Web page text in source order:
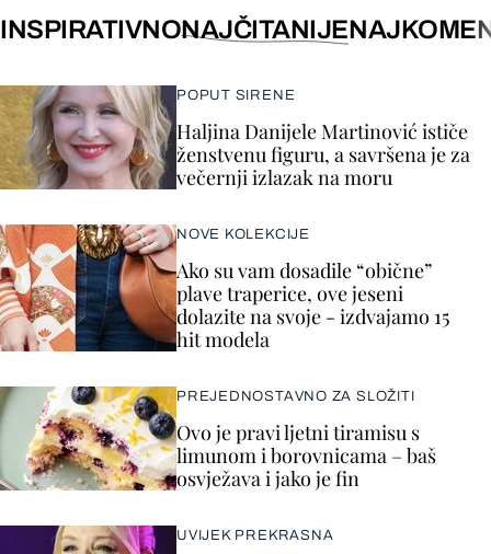
INSPIRATIVNONAJČITANIJE
POPUT SIRENE
Haljina Danijele Martinović ističe
ženstvenu figuru, a savršena je za
večernji izlazak na moru
NOVE KOLEKCIJE
Ako su vam dosadile “obične”
plave traperice, ove jeseni
dolazite na svoje - izdvajamo 15
hit modela
PREJEDNOSTAVNO ZA SLOŽITI
Ovo je pravi ljetni tiramisu s
limunom i borovnicama – baš
osvježava i jako je fin
UVIJEK PREKRASNA